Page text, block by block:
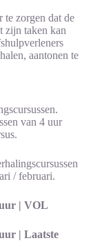
zorgen dat de
zijn taken kan
aantonen te
van 4 uur
/ februari.
| VOL
| Laatste